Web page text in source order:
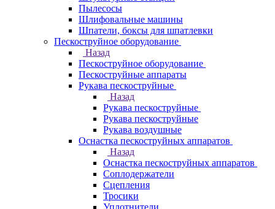
Пылесосы
Шлифовальные машины
Шпатели, боксы для шпатлевки
Пескоструйное оборудование
Назад
Пескоструйное оборудование
Пескоструйные аппараты
Рукава пескоструйные
Назад
Рукава пескоструйные
Рукава пескоструйные
Рукава воздушные
Оснастка пескоструйных аппаратов
Назад
Оснастка пескоструйных аппаратов
Соплодержатели
Сцепления
Тросики
Уплотнители